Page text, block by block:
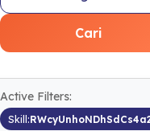
Cari
Active Filters:
Skill: